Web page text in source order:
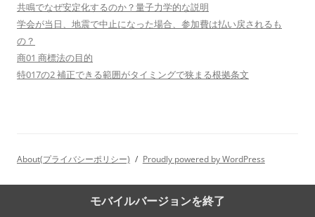
共鳴でなぜ安定化するのか？量子力学的な説明
学会が当日、地震で中止になった場合、参加費は払い戻されるも
の？
商01 商標法の目的
特017の2 補正できる範囲がタイミングで狭まる根拠条文
About(プライバシーポリシー) Proudly powered by WordPress
モバイルバージョンを終了